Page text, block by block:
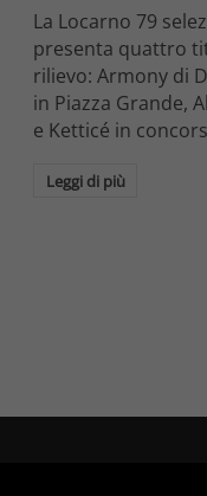
La Locarno 79
presenta quattro
rilievo: Armony di
in Piazza Grande,
e Ketticé in
Leggi di più